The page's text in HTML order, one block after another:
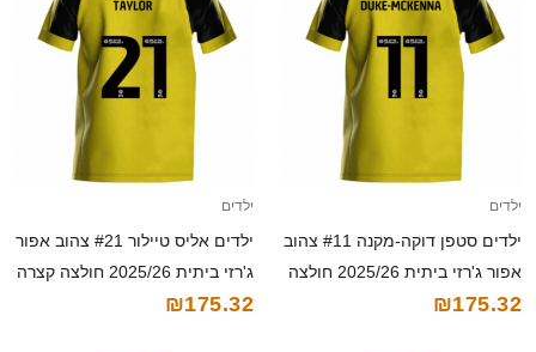
ילדים
ילדים סטפן דוקה-מקנה #11 צהוב
אפור ג'רזי ביתית 2025/26 חולצה
קצרה
₪175.32
ילדים
ילדים אליס טיילור #21 צהוב אפור
ג'רזי ביתית 2025/26 חולצה קצרה
₪175.32